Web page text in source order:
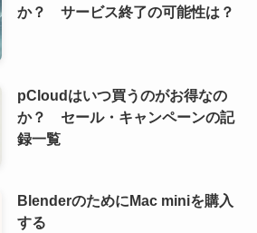
か？ サービス終了の可能性は？
pCloudはいつ買うのがお得なの
か？ セール・キャンペーンの記
録一覧
BlenderのためにMac miniを購入
する